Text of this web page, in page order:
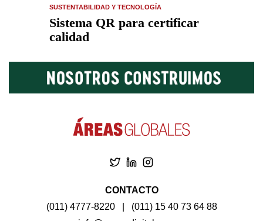
SUSTENTABILIDAD Y TECNOLOGÍA
Sistema QR para certificar
calidad
CONTACTO
(011) 4777-8220| (011) 15 40 73 64 88